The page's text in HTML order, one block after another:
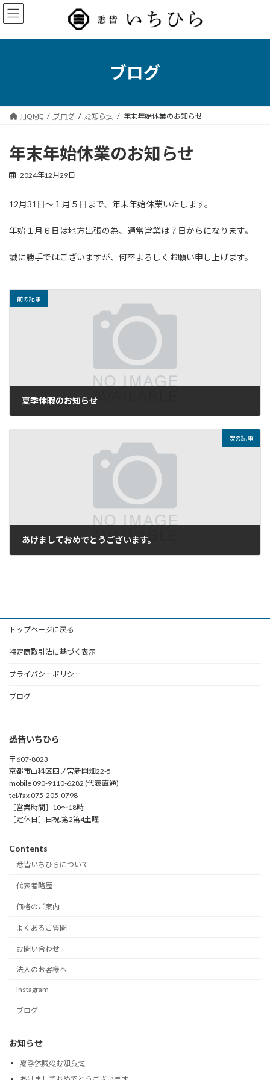
コ
ン
ン
ナ
ビ
ー
ブログ
HOME ブログ お知らせ 年末年始休業のお知らせ
年末年始休業のお知らせ
2024年12月29日
12月31日～１月５日まで、年末年始休業いたします。
年始１月６日は地方出張の為、通常営業は７日からになります。
誠に勝手ではございますが、何卒よろしくお願い申し上げます。
前の記事
夏季休暇のお知らせ
次の記事
あけましておめでとうございます。
トップページに戻る
特定商取引法に基づく表示
プライバシーポリシー
ブログ
悉皆いちひら
〒607-8023
京都市山科区四ノ宮新開畑22-5
mobile 090-9110-6282 (代表直通)
tel/fax 075-205-0798
［営業時間］10～18時
［定休日］日祝.第2第4土曜
Contents
悉皆いちひらについて
代表者略歴
価格のご案内
よくあるご質問
お問い合わせ
法人のお客様へ
Instagram
ブログ
お知らせ
夏季休暇のお知らせ